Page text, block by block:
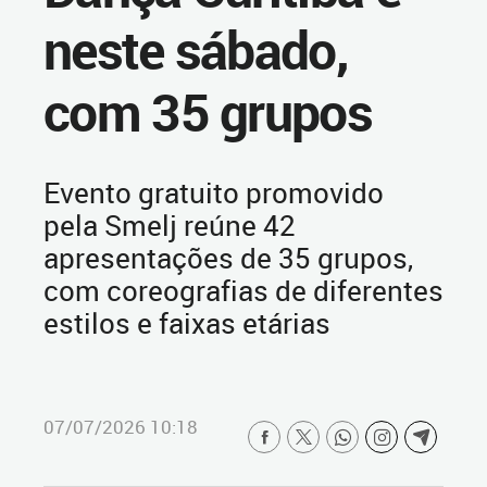
neste sábado,
com 35 grupos
Evento gratuito promovido
pela Smelj reúne 42
apresentações de 35 grupos,
com coreografias de diferentes
estilos e faixas etárias
07/07/2026 10:18